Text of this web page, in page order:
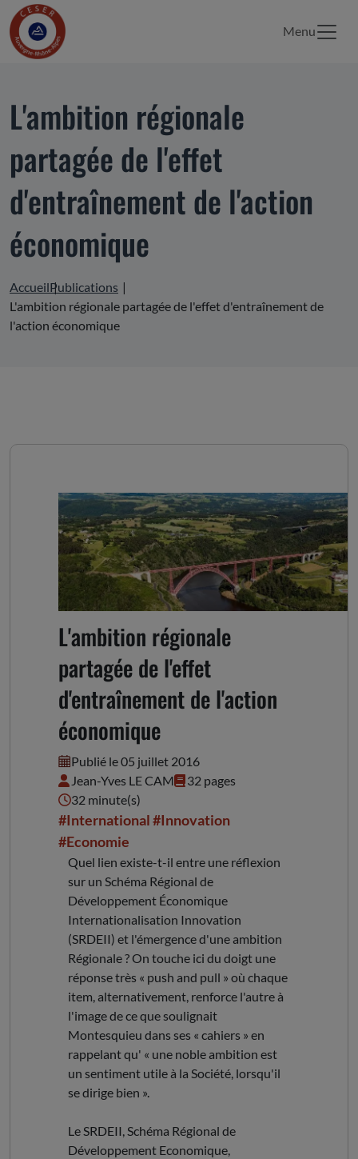
Menu
L'ambition régionale
partagée de l'effet
d'entraînement de l'action
économique
AccueilPublications
L'ambition régionale partagée de l'effet d'entraînement de
l'action économique
L'ambition régionale
partagée de l'effet
d'entraînement de l'action
économique
Publié le 05 juillet 2016
Jean-Yves LE CAM
32 pages
32 minute(s)
#International#Innovation
#Economie
Quel lien existe-t-il entre une réflexion
sur un Schéma Régional de
Développement Économique
Internationalisation Innovation
(SRDEII) et l'émergence d'une ambition
Régionale ? On touche ici du doigt une
réponse très « push and pull » où chaque
item, alternativement, renforce l'autre à
l'image de ce que soulignait
Montesquieu dans ses « cahiers » en
rappelant qu' « une noble ambition est
un sentiment utile à la Société, lorsqu'il
se dirige bien ».
Le SRDEII, Schéma Régional de
Développement Economique,